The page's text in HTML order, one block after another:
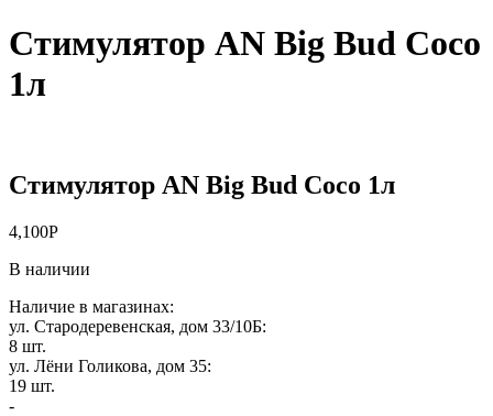
Стимулятор AN Big Bud Coco
1л
Стимулятор AN Big Bud Coco 1л
4,100Р
В наличии
Наличие в магазинах:
ул. Стародеревенская, дом 33/10Б:
8 шт.
ул. Лёни Голикова, дом 35:
19 шт.
-